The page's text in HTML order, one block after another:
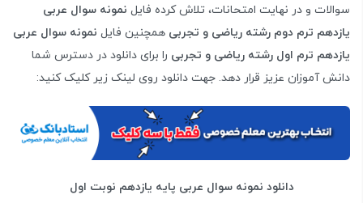
سوالات و در نهایت امتحانات، تلاش کرده فایل نمونه سوال عربی
یازدهم ترم دوم رشته ریاضی و تجربی همچنین فایل نمونه سوال عربی
یازدهم ترم اول رشته ریاضی و تجربی را برای دانلود در دسترس شما
دانش آموزان عزیز قرار دهد. جهت دانلود روی لینک زیر کلیک کنید:
دانلود نمونه سوال عربی پایه یازدهم نوبت اول